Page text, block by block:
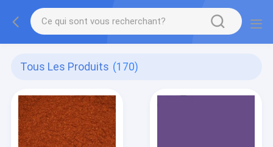
Tous Les Produits (170)